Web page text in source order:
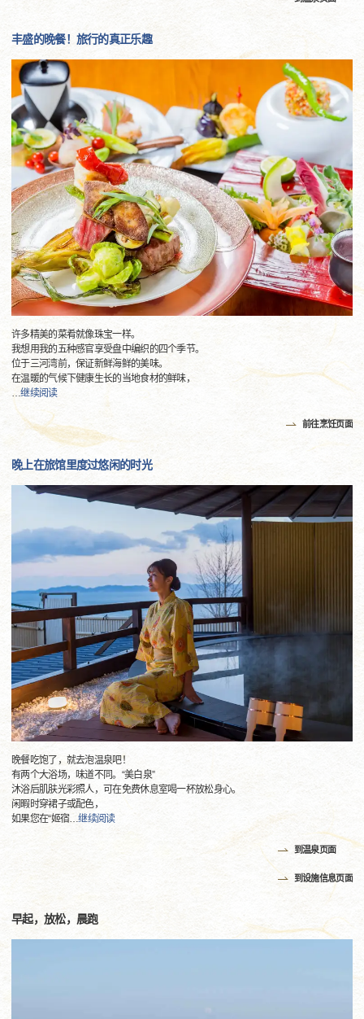
丰盛的晚餐！旅行的真正乐趣
许多精美的菜肴就像珠宝一样。
我想用我的五种感官享受盘中编织的四个季节。
位于三河湾前，保证新鲜海鲜的美味。
在温暖的气候下健康生长的当地食材的鲜味，
…继续阅读
前往烹饪页面
晚上在旅馆里度过悠闲的时光
晚餐吃饱了，就去泡温泉吧！
有两个大浴场，味道不同。“美白泉”
沐浴后肌肤光彩照人，可在免费休息室喝一杯放松身心。
闲暇时穿裙子或配色，
如果您在“姬宿…继续阅读
到温泉页面
到设施信息页面
早起，放松，晨跑